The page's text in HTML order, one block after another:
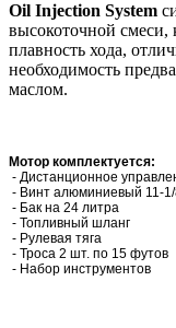
Oil Injection System
высокоточной смеси,
плавность хода,
необходимость
маслом.
Мотор комплектуется:
- Дистанционное
- Винт алюминиевый 11-1/
- Бак на 24 литра
- Топливный шланг
- Рулевая тяга
- Троса 2 шт. по 15 футов
- Набор инструментов